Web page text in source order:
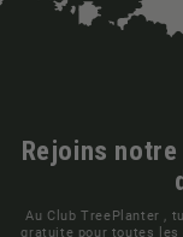
Rejoins
Au Club TreePlanter ,
gratuite pour toutes les